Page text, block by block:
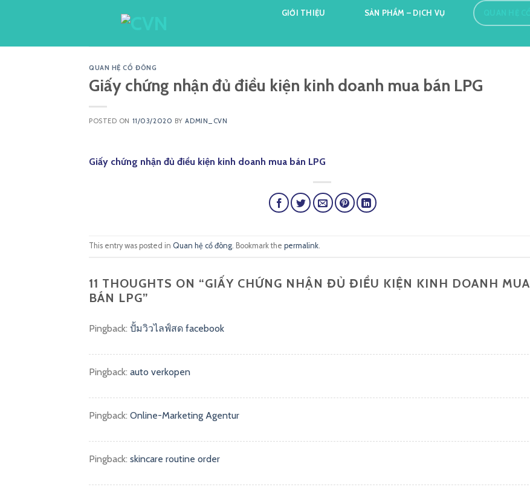
GIỚI THIỆU SẢN PHẨM – DỊCH VỤ
QUAN HỆ CỔ ĐÔNG
Giấy chứng nhận đủ điều kiện kinh doanh mua bán LPG
POSTED ON 11/03/2020 BYADMIN_CVN
Giấy chứng nhận đủ điều kiện kinh doanh mua bán LPG
This entry was posted in Quan hệ cổ đông . Bookmark the permalink
11 THOUGHTS ON “GIẤY CHỨNG NHẬN ĐỦ ĐIỀU KIỆN KINH DOANH MUA
BÁN LPG”
Pingback: ปั้มวิวไลฟ์สด facebook
Pingback: auto verkopen
Pingback: Online-Marketing Agentur
Pingback: skincare routine order